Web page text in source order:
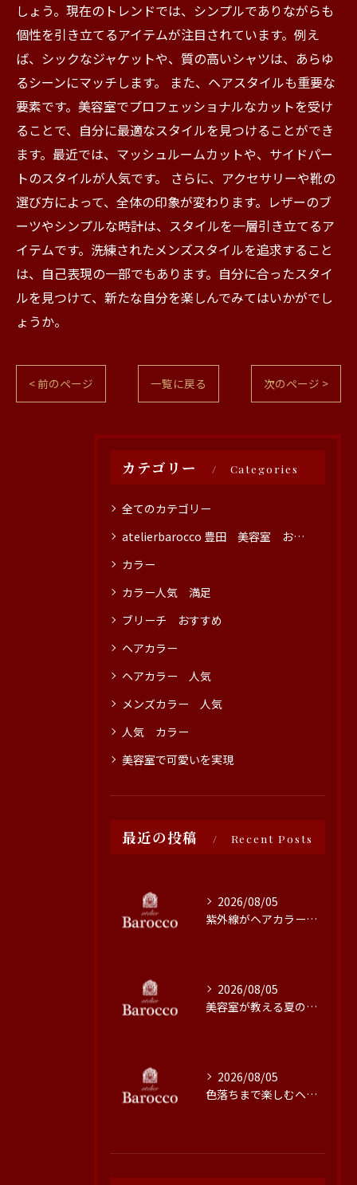
しょう。現在のトレンドでは、シンプルでありながらも
個性を引き立てるアイテムが注目されています。例え
ば、シックなジャケットや、質の高いシャツは、あらゆ
るシーンにマッチします。 また、ヘアスタイルも重要な
要素です。美容室でプロフェッショナルなカットを受け
ることで、自分に最適なスタイルを見つけることができ
ます。最近では、マッシュルームカットや、サイドパー
トのスタイルが人気です。 さらに、アクセサリーや靴の
選び方によって、全体の印象が変わります。レザーのブ
ーツやシンプルな時計は、スタイルを一層引き立てるア
イテムです。洗練されたメンズスタイルを追求すること
は、自己表現の一部でもあります。自分に合ったスタイ
ルを見つけて、新たな自分を楽しんでみてはいかがでし
ょうか。
< 前のページ 一覧に戻る 次のページ >
カテゴリー Categories
全てのカテゴリー
atelierbarocco 豊田 美容室 おすすめ
カラー
カラー人気 満足
ブリーチ おすすめ
ヘアカラー
ヘアカラー 人気
メンズカラー 人気
人気 カラー
美容室で可愛いを実現
最近の投稿 Recent Posts
2026/08/05
紫外線がヘアカラーに与える影響と対策
2026/08/05
美容室が教える夏の最旬ヘアカラー技術
2026/08/05
色落ちまで楽しむヘアカラーの秘訣